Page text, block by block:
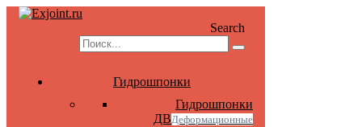
Search
Гидрошпонки
Гидрошпонки
ДВДеформационные